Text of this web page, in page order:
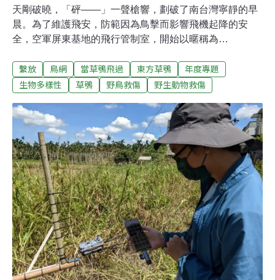
天剛破曉，「砰——」一聲槍響，劃破了南台灣寧靜的早
晨。為了維護飛安，防範因為鳥擊而影響飛機起降的安
全，空軍屏東基地的飛行管制室，開始以暱稱為
了檢視跑道，巡查機場內為防止飛鳥闖入而架設的鳥網也
是重點工作之一，因過程中有機會發現瀕危的保育類草鴞
草生環境日益縮減，而軍方機場周邊相當空曠，且有大片
草生地，因而成為草鴞棲地環境之一。誤中機場鳥網 分秒
必爭搶生機「中網的鳥最怕在太陽下曝曬，脫水而亡。」
這是有著豐富野生動物救傷經驗的曾翌碩最為擔心的事，
因此，每當他接到飛行管制室人員通知，發現有草鴞中網
時，總是立即趕赴現場，以求掌握最佳的黃金救援時間。
「我曾經一天三趟，趕往屏東機場搶救草鴞。」家住台南
的曾翌碩說，那天他才剛剛進門，連椅子都還沒來得及坐
熱，就接到救援電話，又得馬上趕著出門了，因為他認為
繫放 鳥網 當草鴞飛過 東方草鴞
年度專題
生物多樣性
草鴞 野鳥救傷 野生動物救傷